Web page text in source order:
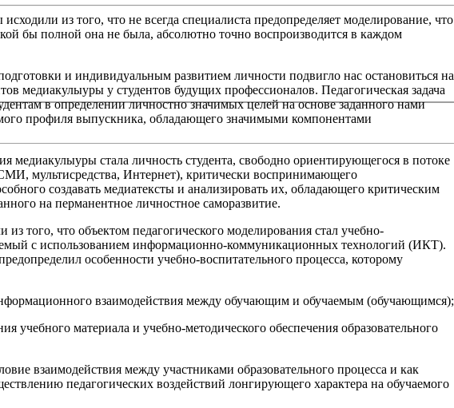
из того, что не всегда специалиста предопределяет моделирование, что
бы полной она не была, абсолютно точно воспроизводится в каждом
и индивидуальным развитием личности подвигло нас остановиться на
медиакулыуры у студентов будущих профессионалов. Педагогическая задача
в определении личностно значимых целей на основе заданного нами
профиля выпускника, обладающего значимыми компонентами
медиакулыуры стала личность студента, свободно ориентирующегося в потоке
мультисредства, Интернет), критически воспринимающего
создавать медиатексты и анализировать их, обладающего критическим
на перманентное личностное саморазвитие.
того, что объектом педагогического моделирования стал учебно-
с использованием информационно-коммуникационных технологий (ИКТ).
особенности учебно-воспитательного процесса, которому
взаимодействия между обучающим и обучаемым (обучающимся);
учебного материала и учебно-методического обеспечения образовательного
взаимодействия между участниками образовательного процесса и как
педагогических воздействий лонгирующего характера на обучаемого